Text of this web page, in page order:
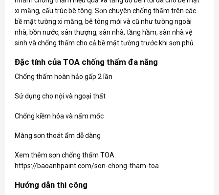
xi măng, cấu trúc bê tông. Sơn chuyên chống thấm trên các
bề mặt tường xi măng, bê tông mới và cũ như tường ngoài
nhà, bồn nước, sân thượng, sân nhà, tầng hầm, sàn nhà vệ
sinh và chống thấm cho cả bề mặt tường trước khi sơn phủ.
Đặc tính của TOA chống thấm đa năng
Chống thấm hoàn hảo gấp 2 lần
Sử dụng cho nội và ngoại thất
Chống kiềm hóa và nấm mốc
Màng sơn thoát ẩm dễ dàng
Xem thêm sơn chống thấm TOA:
https://baoanhpaint.com/son-chong-tham-toa
Hướng dẫn thi công